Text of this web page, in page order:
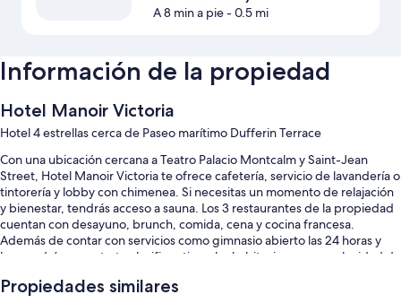
A 8 min a pie- 0.5 mi
Información de la propiedad
Hotel Manoir Victoria
Hotel 4 estrellas cerca de Paseo marítimo Dufferin Terrace
Con una ubicación cercana a Teatro Palacio Montcalm y Saint-Jean
Street, Hotel Manoir Victoria te ofrece cafetería, servicio de lavandería o
tintorería y lobby con chimenea. Si necesitas un momento de relajación
y bienestar, tendrás acceso a sauna. Los 3 restaurantes de la propiedad
cuentan con desayuno, brunch, comida, cena y cocina francesa.
Además de contar con servicios como gimnasio abierto las 24 horas y
bar, podrás conectarte al wifi gratis en las habitaciones con velocidad de
Estos son algunos más de los servicios en este hotel:
Propiedades similares